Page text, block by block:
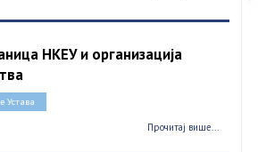
НКЕУ и организација
Устава
Прочитај више...